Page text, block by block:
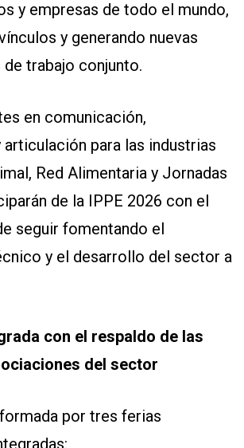
y empresas de todo el mundo,
y generando nuevas
trabajo conjunto.
en comunicación,
para las industrias
Red Alimentaria y Jornadas
de la IPPE 2026 con el
seguir fomentando el
y el desarrollo del sector a
con el respaldo de las
del sector
por tres ferias